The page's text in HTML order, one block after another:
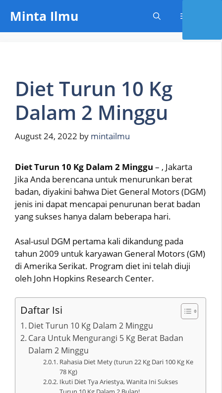
content
Minta Ilmu
Diet Turun 10 Kg
Dalam 2 Minggu
August 24, 2022 by mintailmu
Diet Turun 10 Kg Dalam 2 Minggu – , Jakarta
Jika Anda berencana untuk menurunkan berat
badan, diyakini bahwa Diet General Motors (DGM)
jenis ini dapat mencapai penurunan berat badan
yang sukses hanya dalam beberapa hari.
Asal-usul DGM pertama kali dikandung pada
tahun 2009 untuk karyawan General Motors (GM)
di Amerika Serikat. Program diet ini telah diuji
oleh John Hopkins Research Center.
Daftar Isi
Diet Turun 10 Kg Dalam 2 Minggu
Cara Untuk Mengurangi 5 Kg Berat Badan
Dalam 2 Minggu
Rahasia Diet Mety (turun 22 Kg Dari 100 Kg Ke
78 Kg)
Ikuti Diet Tya Ariestya, Wanita Ini Sukses